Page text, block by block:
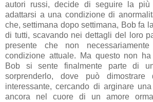
autori russi, decide di seguire la più
adattarsi a una condizione di
che, settimana dopo settimana, Bob fa
di tutti, scavando nei dettagli del loro
presente che non
condizione attuale. Ma questo non
Bob si sente finalmente parte di
sorprenderlo, dove può
interessante, cercando di arginare
ancora nel cuore di un amore